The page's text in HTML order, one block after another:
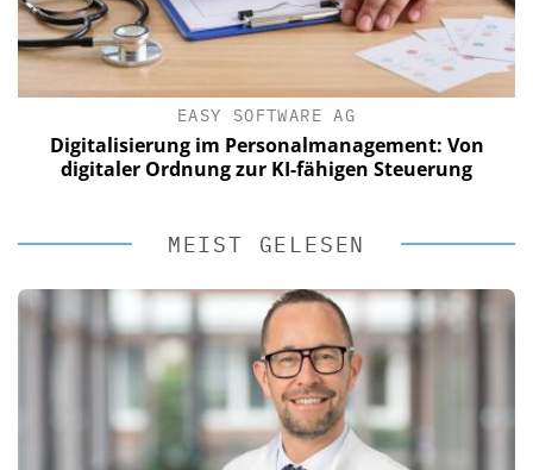
EASY SOFTWARE AG
Digitalisierung im Personalmanagement: Von
digitaler Ordnung zur KI-fähigen Steuerung
MEIST GELESEN